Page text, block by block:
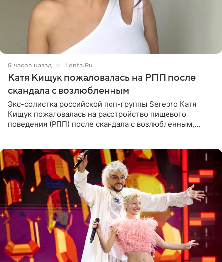
9 часов назад Lenta.Ru
Катя Кищук пожаловалась на РПП после
скандала с возлюбленным
Экс-солистка российской поп-группы Serebro Катя
Кищук пожаловалась на расстройство пищевого
поведения (РПП) после скандала с возлюбленным,